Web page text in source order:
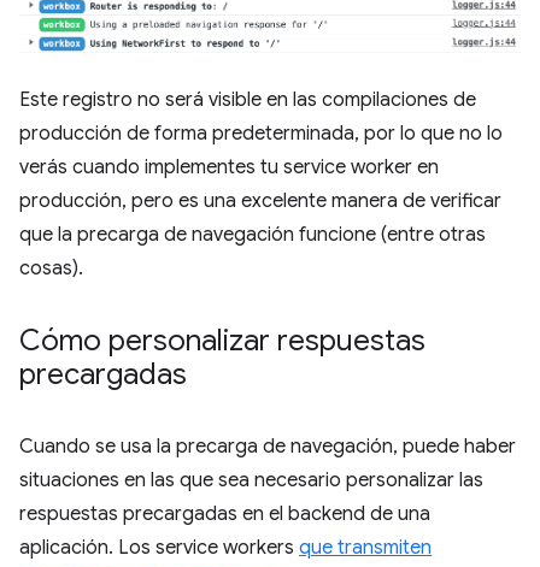
Este registro no será visible en las compilaciones de
producción de forma predeterminada, por lo que no lo
verás cuando implementes tu service worker en
producción, pero es una excelente manera de verificar
que la precarga de navegación funcione (entre otras
cosas).
Cómo personalizar respuestas
precargadas
Cuando se usa la precarga de navegación, puede haber
situaciones en las que sea necesario personalizar las
respuestas precargadas en el backend de una
aplicación. Los service workers que transmiten